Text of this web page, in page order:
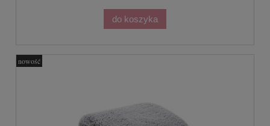
do koszyka
nowość